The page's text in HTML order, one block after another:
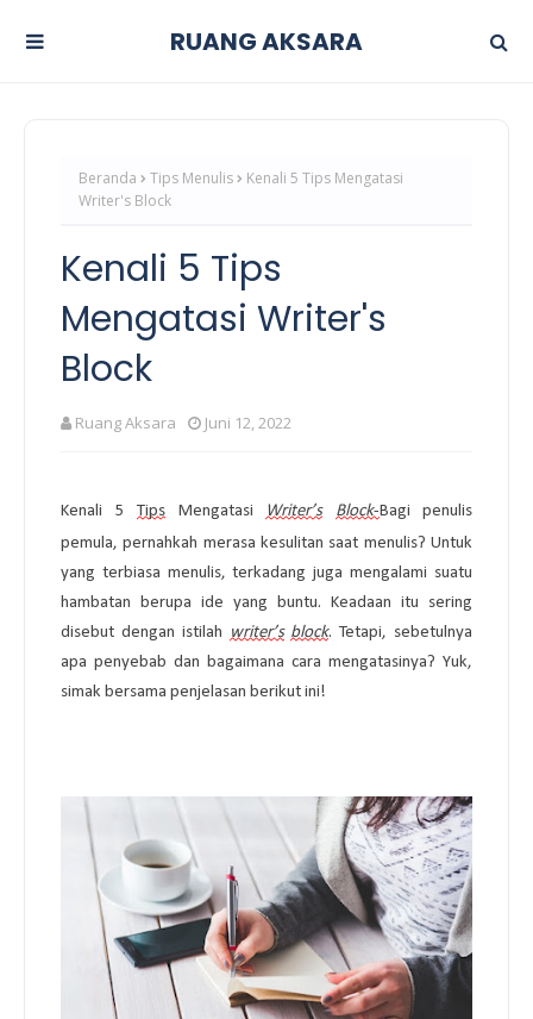
RUANG AKSARA
Beranda Tips Menulis
Kenali 5 Tips Mengatasi
Writer's Block
Kenali 5 Tips
Mengatasi Writer's
Block
Ruang Aksara Juni 12, 2022
Kenali 5 Tips Mengatasi Writer’s Block- Bagi penulis
pemula, pernahkah merasa kesulitan saat menulis? Untuk
yang terbiasa menulis, terkadang juga mengalami suatu
hambatan berupa ide yang buntu. Keadaan itu sering
disebut dengan istilah writer’s block. Tetapi, sebetulnya
apa penyebab dan bagaimana cara mengatasinya? Yuk,
simak bersama penjelasan berikut ini!